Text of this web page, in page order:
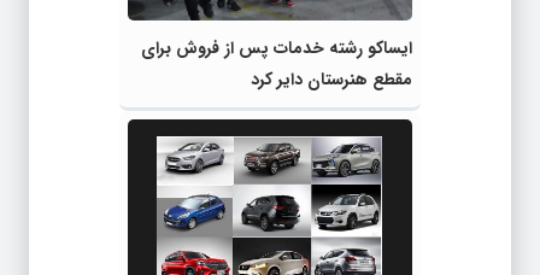
ایساکو رشته خدمات پس از فروش برای
مقطع هنرستان دایر کرد